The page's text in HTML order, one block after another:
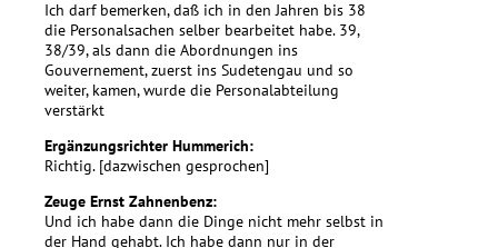
Ich darf bemerken, daß ich in den Jahren bis 38
die Personalsachen selber bearbeitet habe. 39,
38/39, als dann die Abordnungen ins
Gouvernement, zuerst ins Sudetengau und so
weiter, kamen, wurde die Personalabteilung
verstärkt
Ergänzungsrichter Hummerich:
Richtig. [dazwischen gesprochen]
Zeuge Ernst Zahnenbenz:
Und ich habe dann die Dinge nicht mehr selbst in
der Hand gehabt. Ich habe dann nur in der